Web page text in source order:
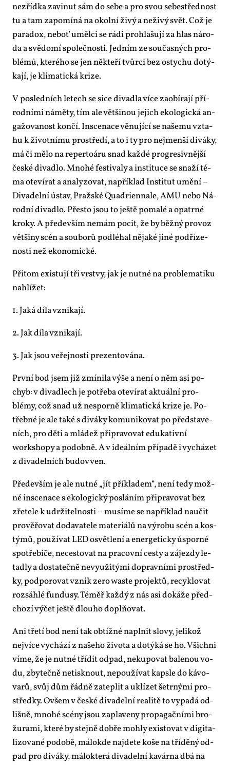
ne­zříd­ka za­vi­nut sám do se­be a pro svou se­bestřed­nost
tu a tam za­po­mí­ná na okol­ní ži­vý a ne­ži­vý svět. Což je
pa­ra­dox, ne­boť uměl­ci se rá­di pro­hla­šu­jí za hlas ná­ro­
da a svě­do­mí spo­leč­nos­ti. Jed­ním ze sou­čas­ných pro­
blé­mů, kte­ré­ho se jen ně­kte­ří tvůr­ci bez ostychu do­tý­
ka­jí, je kli­ma­tic­ká kri­ze.
V po­sled­ních le­tech se si­ce di­va­dla ví­ce za­o­bí­ra­jí pří­
rod­ní­mi ná­mě­ty, tím ale vět­ši­nou je­jich eko­lo­gic­ká an­
ga­žo­va­nost kon­čí. In­sce­na­ce vě­nu­jí­cí se na­še­mu vzta­
hu k ži­vot­ní­mu pro­stře­dí, a to i ty pro nejmen­ší di­vá­ky,
má či mě­lo na re­per­toá­ru snad kaž­dé pro­gre­siv­něj­ší
čes­ké di­va­dlo. Mno­hé fes­ti­va­ly a in­sti­tu­ce se sna­ží té­
ma ote­ví­rat a ana­ly­zo­vat, na­pří­klad In­sti­tut umě­ní –
Di­va­del­ní ústav, Praž­ské Quad­ri­en­na­le, AMU ne­bo Ná­
rod­ní di­va­dlo. Přes­to jsou to ješ­tě po­ma­lé a opa­tr­né
kro­ky. A pře­de­vším ne­mám po­cit, že by běž­ný pro­voz
vět­ši­ny scén a sou­bo­rů pod­lé­hal ně­ja­ké ji­né pod­ří­ze­
nos­ti než eko­no­mic­ké.
Při­tom exis­tu­jí tři vrst­vy, jak je nut­né na pro­ble­ma­ti­ku
na­hlí­žet:
1. Ja­ká dí­la vzni­ka­jí.
2. Jak dí­la vzni­ka­jí.
3. Jak jsou ve­řej­nos­ti pre­zen­to­vá­na.
Prv­ní bod jsem již zmí­ni­la vý­še a ne­ní o něm asi po­
chyb: v di­va­dlech je po­tře­ba ote­ví­rat ak­tu­ál­ní pro­
blémy, což snad už ne­spor­ně kli­ma­tic­ká kri­ze je. Po­
třeb­né je ale ta­ké s di­vá­ky ko­mu­ni­ko­vat po před­sta­ve­
ních, pro dě­ti a mlá­dež při­pra­vo­vat edu­ka­tiv­ní
worksho­py a po­dob­ně. A v ide­ál­ním pří­pa­dě i vy­chá­zet
z di­va­del­ních bu­dov ven.
Pře­de­vším je ale nut­né „jít pří­kla­dem“, ne­ní te­dy mož­
né in­sce­na­ce s eko­lo­gic­ký po­slá­ním při­pra­vo­vat bez
zře­te­le k udr­ži­tel­nos­ti – mu­sí­me se na­pří­klad na­u­čit
pro­vě­řo­vat do­da­va­te­le ma­te­ri­á­lů na vý­ro­bu scén a kos­
tý­mů, po­u­ží­vat LED osvět­le­ní a ener­ge­tic­ky úspor­né
spo­tře­bi­če, ne­ces­to­vat na pra­cov­ní ces­ty a zá­jezdy le­
ta­dly a do­sta­teč­ně ne­vy­u­ži­tý­mi do­prav­ní­mi pro­střed­
ky, pod­po­ro­vat vznik ze­ro was­te pro­jek­tů, recyklo­vat
roz­sáh­lé fun­du­sy. Téměř kaž­dý z nás asi do­ká­že před­
cho­zí vý­čet ješ­tě dlou­ho do­pl­ňo­vat.
Ani tře­tí bod ne­ní tak ob­tíž­né na­pl­nit slo­vy, je­li­kož
nej­ví­ce vy­chá­zí z na­še­ho ži­vo­ta a do­tý­ká se ho. Všich­ni
ví­me, že je nut­né tří­dit od­pad, ne­ku­po­vat ba­le­nou vo­
du, zby­teč­ně ne­tisk­nout, ne­po­u­ží­vat kaps­le do ká­vo­
va­rů, svůj dům řád­ně za­tep­lit a uklí­zet še­tr­ný­mi pro­
střed­ky. Ovšem v čes­ké di­va­del­ní re­a­li­tě to vy­pa­dá od­
liš­ně, mno­hé scé­ny jsou za­pla­ve­ny pro­pa­gač­ní­mi bro­
žu­ra­mi, kte­ré by stej­ně dob­ře moh­ly exis­to­vat v di­gi­ta­
li­zo­va­né po­do­bě, má­lo­kde na­jde­te ko­še na tří­dě­ný od­
pad pro di­vá­ky, má­lo­kte­rá di­va­del­ní ka­vár­na dbá na